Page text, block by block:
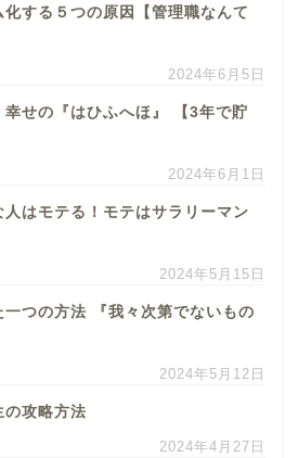
する５つの原因【管理職なんて
2024年6月5日
幸せの『はひふへほ』 【3年で貯
2024年6月1日
はモテる！モテはサラリーマン
2024年5月15日
一つの方法 『我々次第でないもの
2024年5月12日
の攻略方法
2024年4月27日